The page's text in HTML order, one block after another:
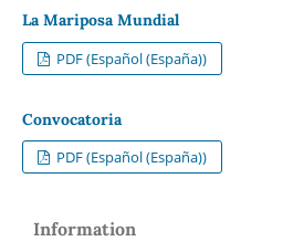
La Mariposa Mundial
PDF (Español (España))
Convocatoria
PDF (Español (España))
Information